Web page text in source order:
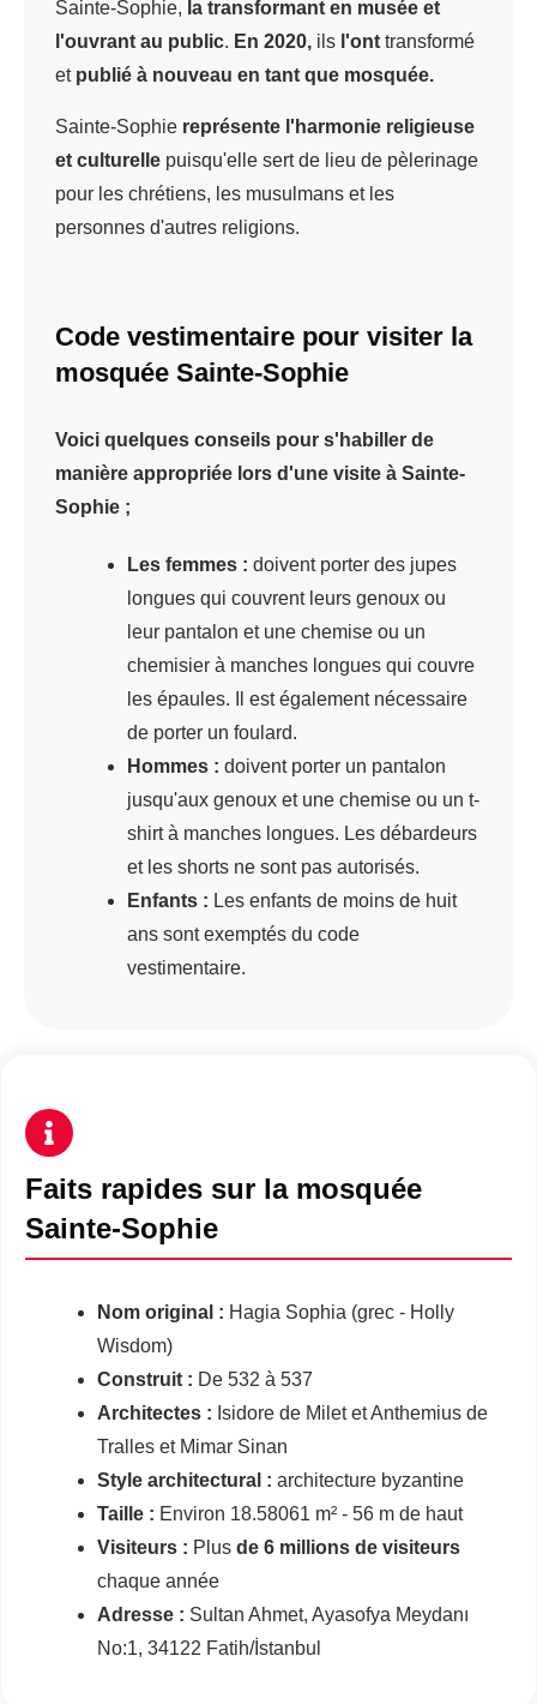
Sainte-Sophie, la transformant en musée et
l'ouvrant au public. En 2020, ils l'ont transformé
et publié à nouveau en tant que mosquée.
Sainte-Sophie représente l'harmonie religieuse
et culturelle puisqu'elle sert de lieu de pèlerinage
pour les chrétiens, les musulmans et les
personnes d'autres religions.
Code vestimentaire pour visiter la
mosquée Sainte-Sophie
Voici quelques conseils pour s'habiller de
manière appropriée lors d'une visite à Sainte-
Sophie ;
Les femmes : doivent porter des jupes
longues qui couvrent leurs genoux ou
leur pantalon et une chemise ou un
chemisier à manches longues qui couvre
les épaules. Il est également nécessaire
de porter un foulard.
Hommes : doivent porter un pantalon
jusqu'aux genoux et une chemise ou un t-
shirt à manches longues. Les débardeurs
et les shorts ne sont pas autorisés.
Enfants : Les enfants de moins de huit
ans sont exemptés du code
vestimentaire.
Faits rapides sur la mosquée
Sainte-Sophie
Nom original : Hagia Sophia (grec - Holly
Wisdom)
Construit : De 532 à 537
Architectes : Isidore de Milet et Anthemius de
Tralles et Mimar Sinan
Style architectural : architecture byzantine
Taille : Environ 18.58061 m² - 56 m de haut
Visiteurs : Plus de 6 millions de visiteurs
chaque année
Adresse : Sultan Ahmet, Ayasofya Meydanı
No:1, 34122 Fatih/İstanbul